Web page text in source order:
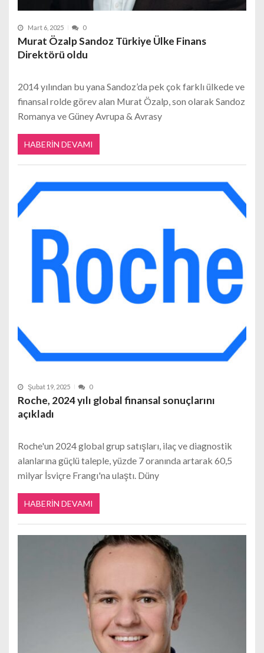
Mart 6, 2025 0
Murat Özalp Sandoz Türkiye Ülke Finans
Direktörü oldu
2014 yılından bu yana Sandoz’da pek çok farklı ülkede ve
finansal rolde görev alan Murat Özalp, son olarak Sandoz
Romanya ve Güney Avrupa & Avrasy
HABERIN DEVAMI
Şubat 19, 2025 0
Roche, 2024 yılı global finansal sonuçlarını
açıkladı
Roche'un 2024 global grup satışları, ilaç ve diagnostik
alanlarına güçlü taleple, yüzde 7 oranında artarak 60,5
milyar İsviçre Frangı'na ulaştı. Düny
HABERIN DEVAMI